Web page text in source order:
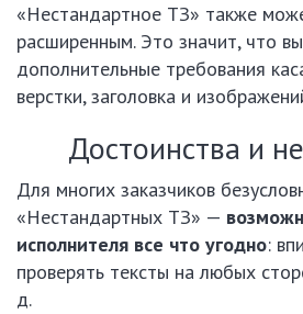
«Нестандартное ТЗ» также
расширенным. Это значит, что
дополнительные требования
верстки, заголовка и
Достоинства и
Для многих заказчиков
«Нестандартных ТЗ» —
исполнителя все что угодно:
проверять тексты на любых
д.